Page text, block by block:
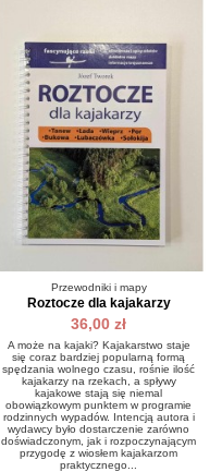
Przewodniki i mapy
Roztocze dla kajakarzy
36,00 zł
A może na kajaki? Kajakarstwo staje
się coraz bardziej popularną formą
spędzania wolnego czasu, rośnie ilość
kajakarzy na rzekach, a spływy
kajakowe stają się niemal
obowiązkowym punktem w programie
rodzinnych wypadów. Intencją autora i
wydawcy było dostarczenie zarówno
doświadczonym, jak i rozpoczynającym
przygodę z wiosłem kajakarzom
praktycznego...